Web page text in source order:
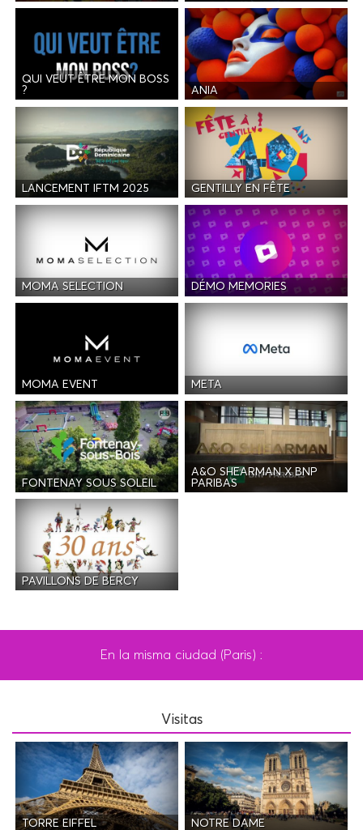
QUI VEUT ÊTRE MON BOSS
?
ANIA
LANCEMENT IFTM 2025 GENTILLY EN FÊTE
MOMA SELECTION DÉMO MEMORIES
MOMA EVENT META
FONTENAY SOUS SOLEIL
A&O SHEARMAN X BNP
PARIBAS
PAVILLONS DE BERCY
En la misma ciudad (Paris) :
Visitas
TORRE EIFFEL NOTRE DAME